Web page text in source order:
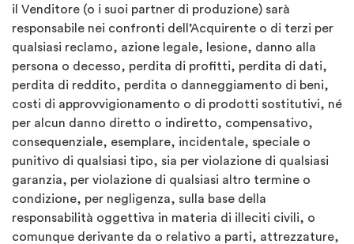
il Venditore (o i suoi partner di produzione) sarà
responsabile nei confronti dell’Acquirente o di terzi per
qualsiasi reclamo, azione legale, lesione, danno alla
persona o decesso, perdita di profitti, perdita di dati,
perdita di reddito, perdita o danneggiamento di beni,
costi di approvvigionamento o di prodotti sostitutivi, né
per alcun danno diretto o indiretto, compensativo,
consequenziale, esemplare, incidentale, speciale o
punitivo di qualsiasi tipo, sia per violazione di qualsiasi
garanzia, per violazione di qualsiasi altro termine o
condizione, per negligenza, sulla base della
responsabilità oggettiva in materia di illeciti civili, o
comunque derivante da o relativo a parti, attrezzature,